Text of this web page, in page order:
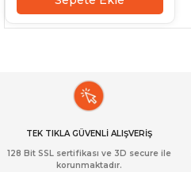
TEK TIKLA GÜVENLİ ALIŞVERİŞ
128 Bit SSL sertifikası ve 3D secure ile
korunmaktadır.